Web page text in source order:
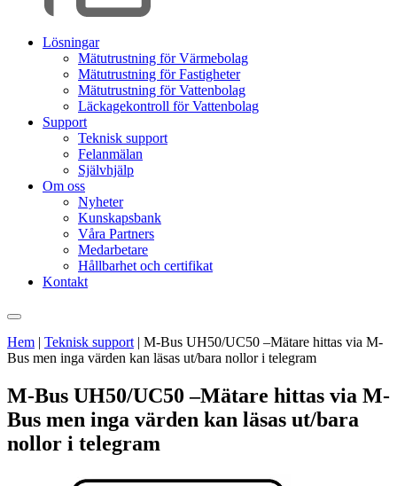
Lösningar
Mätutrustning för Värmebolag
Mätutrustning för Fastigheter
Mätutrustning för Vattenbolag
Läckagekontroll för Vattenbolag
Support
Teknisk support
Felanmälan
Självhjälp
Om oss
Nyheter
Kunskapsbank
Våra Partners
Medarbetare
Hållbarhet och certifikat
Kontakt
Hem | Teknisk support | M-Bus UH50/UC50 –Mätare hittas via M-
Bus men inga värden kan läsas ut/bara nollor i telegram
M-Bus UH50/UC50 –Mätare hittas via M-
Bus men inga värden kan läsas ut/bara
nollor i telegram